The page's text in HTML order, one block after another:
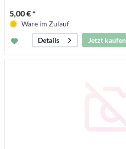
5,00 € *
Ware im Zulauf
Details
Jetzt kaufen